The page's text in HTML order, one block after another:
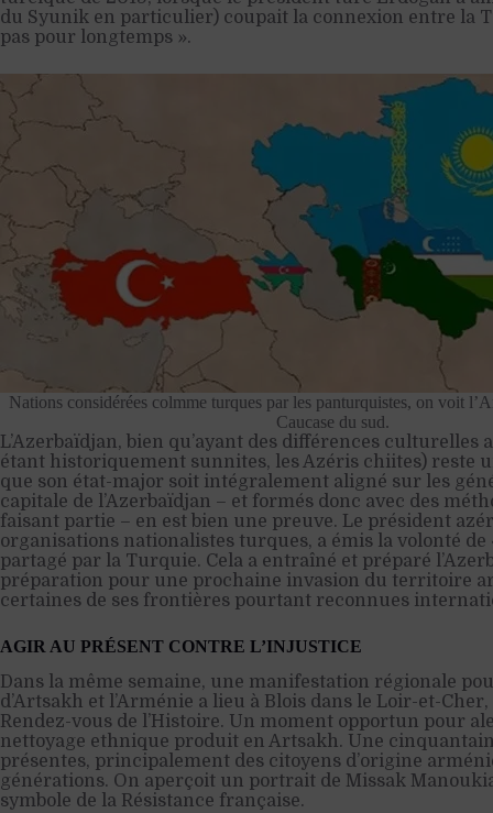
du Syunik en particulier) coupait la connexion entre la
pas pour longtemps ».
Nations considérées colmme turques par les panturquistes, on voit
Caucase du sud.
L’Azerbaïdjan, bien qu’ayant des différences culturelles
étant historiquement sunnites, les Azéris chiites) reste
que son état-major soit intégralement aligné sur les
capitale de l’Azerbaïdjan – et formés donc avec des
faisant partie – en est bien une preuve. Le président
organisations nationalistes turques, a émis la volonté
partagé par la Turquie. Cela a entraîné et préparé
préparation pour une prochaine invasion du territoire
certaines de ses frontières pourtant reconnues
AGIR AU PRÉSENT CONTRE L’INJUSTICE
Dans la même semaine, une manifestation régionale
d’Artsakh et l’Arménie a lieu à Blois dans le Loir-et-
Rendez-vous de l’Histoire. Un moment opportun pour
nettoyage ethnique produit en Artsakh. Une
présentes, principalement des citoyens d’origine
générations. On aperçoit un portrait de Missak
symbole de la Résistance française.